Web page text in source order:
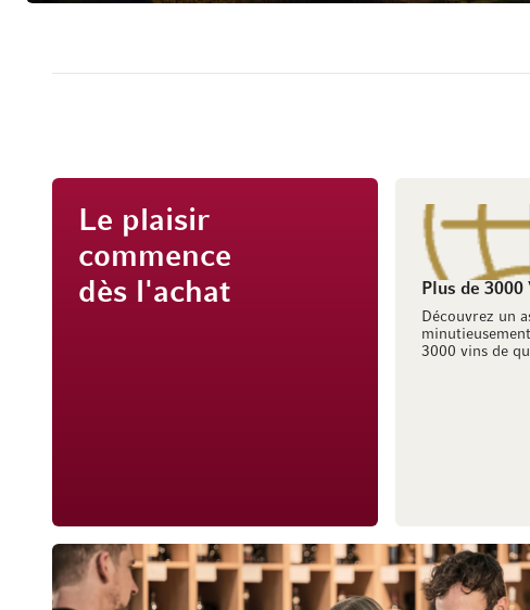
Le plaisir
commence
dès l'achat
Plus de 3000
Découvrez un
3000 vins de